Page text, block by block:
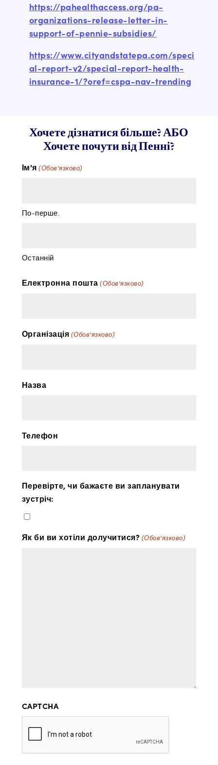
https://pahealthaccess.org/pa-
organizations-release-letter-in-
support-of-pennie-subsidies/
https://www.cityandstatepa.com/speci
al-report-v2/special-report-health-
insurance-1/?oref=cspa-nav-trending
Хочете дізнатися більше? АБО
Хочете почути від Пенні?
Ім'я (Обов'язково)
По-перше.
Останній
Електронна пошта (Обов'язково)
Організація (Обов'язково)
Назва
Телефон
Перевірте, чи бажаєте ви запланувати
зустріч:
Як би ви хотіли долучитися? (Обов'язково)
CAPTCHA